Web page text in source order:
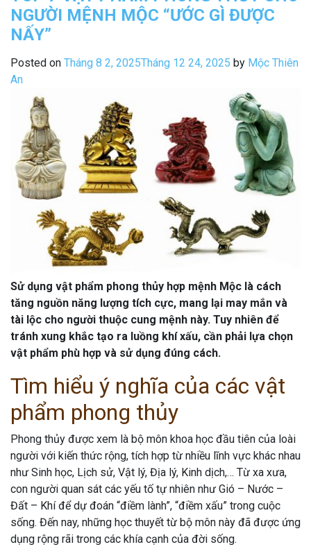
Thủy
giúp
đón
lộc”
Vật
Phẩm
Thủy
cải
vận
đón
lộc
NGƯỜI MỆNH MỘC “ƯỚC GÌ ĐƯỢC
NẤY”
Posted on Tháng 8 2, 2025Tháng 12 24, 2025 by Mộc Thiên
An
Sử dụng vật phẩm phong thủy hợp mệnh Mộc là cách
tăng nguồn năng lượng tích cực, mang lại may mắn và
tài lộc cho người thuộc cung mệnh này. Tuy nhiên để
tránh xung khắc tạo ra luồng khí xấu, cần phải lựa chọn
vật phẩm phù hợp và sử dụng đúng cách.
Tìm hiểu ý nghĩa của các vật
phẩm phong thủy
Phong thủy được xem là bộ môn khoa học đầu tiên của loài
người với kiến thức rộng, tích hợp từ nhiều lĩnh vực khác nhau
như Sinh học, Lịch sử, Vật lý, Địa lý, Kinh dịch,… Từ xa xưa,
con người quan sát các yếu tố tự nhiên như Gió – Nước –
Đất – Khí để dự đoán “điềm lành”, “điềm xấu” trong cuộc
sống. Đến nay, những học thuyết từ bộ môn này đã được ứng
dụng rộng rãi trong các khía cạnh của đời sống.